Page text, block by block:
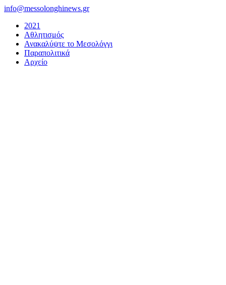
Μετάβαση
περιεχόμενο
info@messolonghinews.gr
2021
Αθλητισμός
Ανακαλύψτε το Μεσολόγγι
Παραπολιτικά
Αρχείο